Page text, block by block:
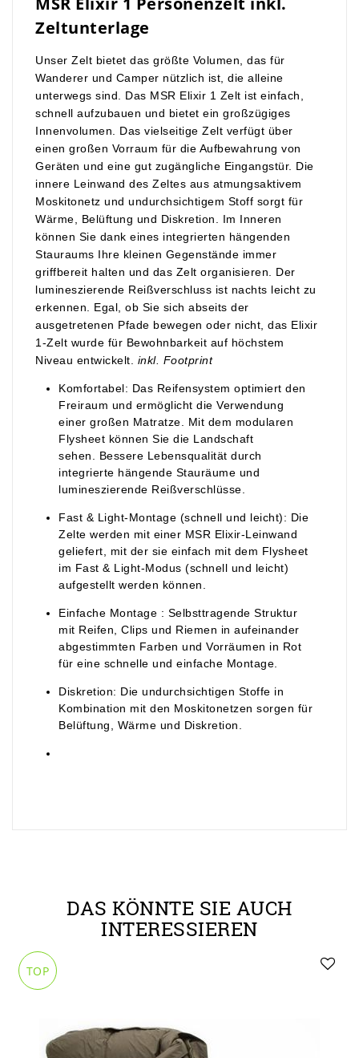
Zeltunterlage
Unser Zelt bietet das größte Volumen, das für
Wanderer und Camper nützlich ist, die alleine
unterwegs sind. Das MSR Elixir 1 Zelt ist einfach,
schnell aufzubauen und bietet ein großzügiges
Innenvolumen. Das vielseitige Zelt verfügt über
einen großen Vorraum für die Aufbewahrung von
Geräten und eine gut zugängliche Eingangstür. Die
innere Leinwand des Zeltes aus atmungsaktivem
Moskitonetz und undurchsichtigem Stoff sorgt für
Wärme, Belüftung und Diskretion. Im Inneren
können Sie dank eines integrierten hängenden
Stauraums Ihre kleinen Gegenstände immer
griffbereit halten und das Zelt organisieren. Der
lumineszierende Reißverschluss ist nachts leicht zu
erkennen. Egal, ob Sie sich abseits der
ausgetretenen Pfade bewegen oder nicht, das Elixir
1-Zelt wurde für Bewohnbarkeit auf höchstem
Niveau entwickelt. inkl. Footprint
Komfortabel: Das Reifensystem optimiert den
Freiraum und ermöglicht die Verwendung
einer großen Matratze. Mit dem modularen
Flysheet können Sie die Landschaft
sehen. Bessere Lebensqualität durch
integrierte hängende Stauräume und
lumineszierende Reißverschlüsse.
Fast & Light-Montage (schnell und leicht): Die
Zelte werden mit einer MSR Elixir-Leinwand
geliefert, mit der sie einfach mit dem Flysheet
im Fast & Light-Modus (schnell und leicht)
aufgestellt werden können.
Einfache Montage : Selbsttragende Struktur
mit Reifen, Clips und Riemen in aufeinander
abgestimmten Farben und Vorräumen in Rot
für eine schnelle und einfache Montage.
Diskretion: Die undurchsichtigen Stoffe in
Kombination mit den Moskitonetzen sorgen für
Belüftung, Wärme und Diskretion.
DAS KÖNNTE SIE AUCH
INTERESSIEREN
TOP